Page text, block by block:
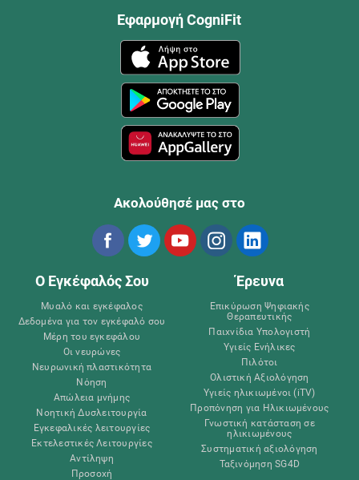
Εφαρμογή CogniFit
Ακολούθησέ μας στο
Ο Εγκέφαλός Σου
Μυαλό και εγκέφαλος
Δεδομένα για τον εγκέφαλό σου
Μέρη του εγκεφάλου
Οι νευρώνες
Νευρωνική πλαστικότητα
Νόηση
Απώλεια μνήμης
Νοητική Δυσλειτουργία
Εγκεφαλικές λειτουργίες
Εκτελεστικές Λειτουργίες
Αντίληψη
Προσοχή
Έρευνα
Επικύρωση Ψηφιακής
Θεραπευτικής
Παιχνίδια Υπολογιστή
Υγιείς Ενήλικες
Πιλότοι
Ολιστική Αξιολόγηση
Υγιείς ηλικιωμένοι (iTV)
Προπόνηση για Ηλικιωμένους
Γνωστική κατάσταση σε
ηλικιωμένους
Συστηματική αξιολόγηση
Ταξινόμηση SG4D